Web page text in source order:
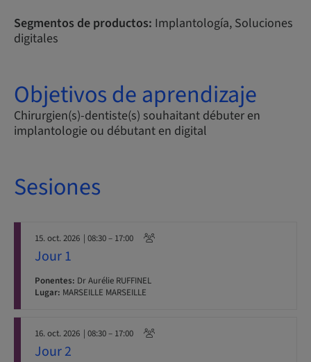
Segmentos de productos: Implantología, Soluciones
digitales
Objetivos de aprendizaje
Chirurgien(s)-dentiste(s) souhaitant débuter en
implantologie ou débutant en digital
Sesiones
15. oct. 2026 | 08:30 – 17:00
Jour 1
Ponentes: Dr Aurélie RUFFINEL
Lugar: MARSEILLE MARSEILLE
16. oct. 2026 | 08:30 – 17:00
Jour 2